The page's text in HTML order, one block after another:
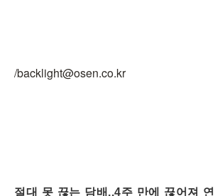
/backlight@osen.co.kr